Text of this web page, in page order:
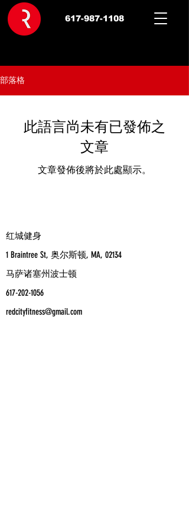
617-987-1108
部落格
此語言尚未有已發佈之
文章
文章發佈後將於此處顯示。
红城健身
1 Braintree St, 奥尔斯顿, MA, 02134
马萨诸塞州波士顿
617-202-1056
redcityfitness@gmail.com